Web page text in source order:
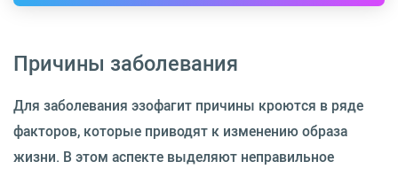
Причины заболевания
Для заболевания эзофагит причины кроются в ряде
факторов, которые приводят к изменению образа
жизни. В этом аспекте выделяют неправильное